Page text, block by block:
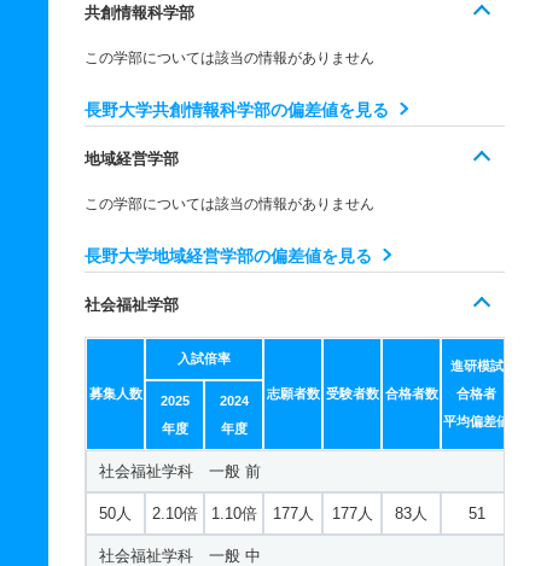
共創情報科学部
この学部については該当の情報がありません
長野大学共創情報科学部の偏差値を見る
地域経営学部
この学部については該当の情報がありません
長野大学地域経営学部の偏差値を見る
社会福祉学部
募集人数
入試倍率
志願者数 受験者数 合格者数
進研模試
合格者
平均偏差値
2025
年度
2024
年度
社会福祉学科 一般 前
50人 2.10倍 1.10倍 177人 177人 83人 51
社会福祉学科 一般 中